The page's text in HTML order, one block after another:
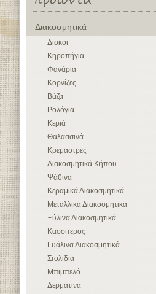
Διακοσμητικά
Δίσκοι
Κηροπήγια
Φανάρια
Κορνίζες
Βάζα
Ρολόγια
Κεριά
Θαλασσινά
Κρεμάστρες
Διακοσμητικά Κήπου
Ψάθινα
Κεραμικά Διακοσμητικά
Μεταλλικά Διακοσμητικά
Ξύλινα Διακοσμητικά
Κασσίτερος
Γυάλινα Διακοσμητικά
Στολίδια
Μπιμπελό
Δερμάτινα